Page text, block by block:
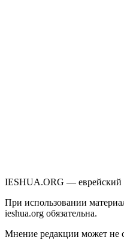
IESHUA.ORG — еврейский
При использовании
ieshua.org обязательна.
Мнение редакции может не